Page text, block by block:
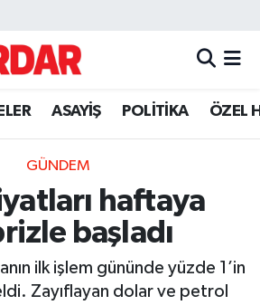
ASAYİŞ POLİTİKA ÖZEL
GÜNDEM
haftaya
başladı
ilk işlem gününde yüzde 1’in
Zayıflayan dolar ve petrol
Durumu ve Fikstür